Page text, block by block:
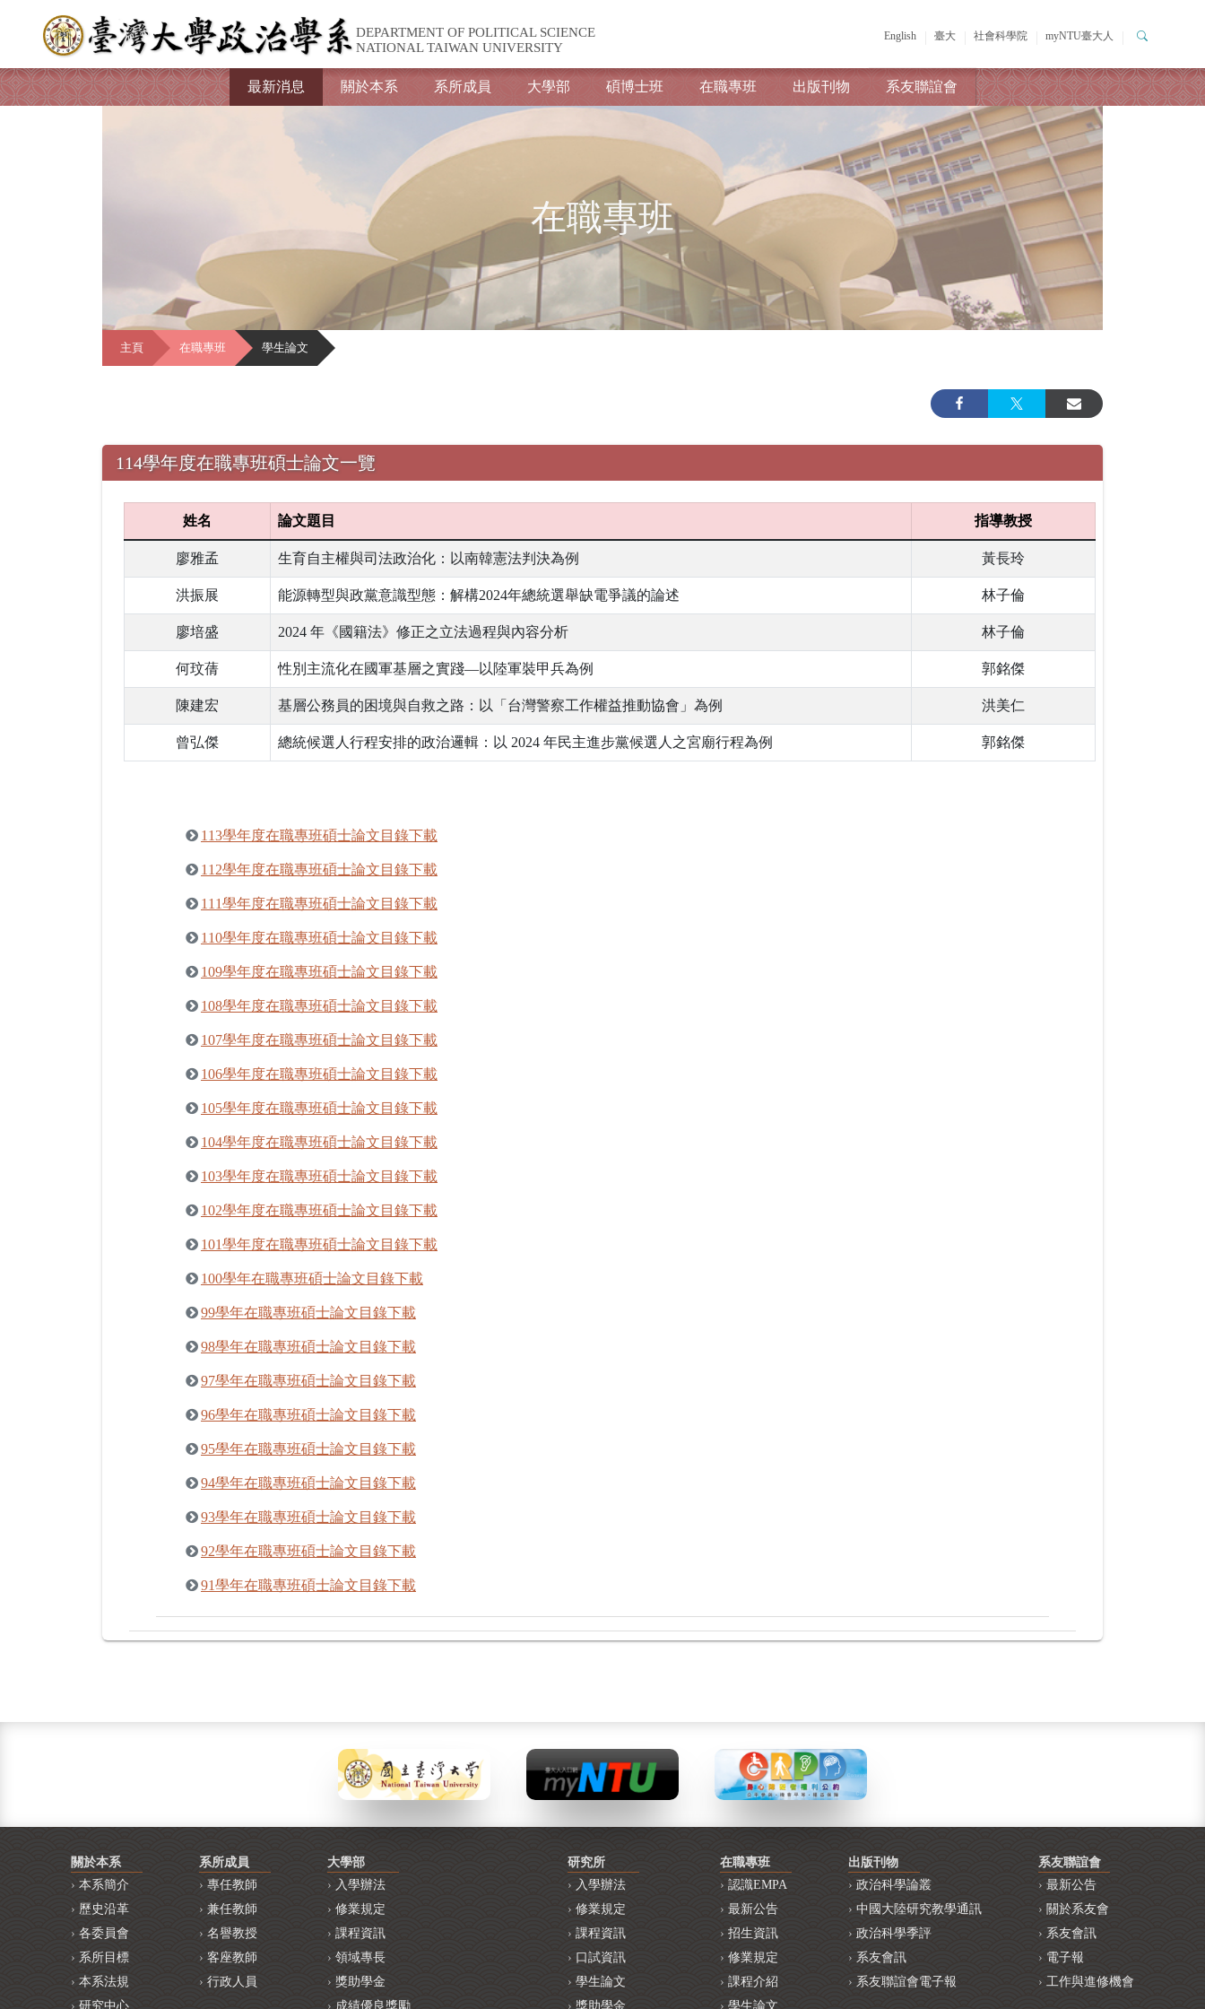
DEPARTMENT OF POLITICAL SCIENCE
NATIONAL TAIWAN UNIVERSITY
English 臺大 社會科學院 myNTU臺大人
最新消息 關於本系 系所成員 大學部 碩博士班 在職專班 出版刊物 系友聯誼會
在職專班
主頁 在職專班 學生論文
114學年度在職專班碩士論文一覽
姓名 論文題目 指導教授
廖雅孟 生育自主權與司法政治化：以南韓憲法判決為例 黃長玲
洪振展 能源轉型與政黨意識型態：解構2024年總統選舉缺電爭議的論述 林子倫
廖培盛 2024 年《國籍法》修正之立法過程與內容分析 林子倫
何玟蒨 性別主流化在國軍基層之實踐—以陸軍裝甲兵為例 郭銘傑
陳建宏 基層公務員的困境與自救之路：以「台灣警察工作權益推動協會」為例 洪美仁
曾弘傑 總統候選人行程安排的政治邏輯：以 2024 年民主進步黨候選人之宮廟行程為例 郭銘傑
113學年度在職專班碩士論文目錄下載
112學年度在職專班碩士論文目錄下載
111學年度在職專班碩士論文目錄下載
110學年度在職專班碩士論文目錄下載
109學年度在職專班碩士論文目錄下載
108學年度在職專班碩士論文目錄下載
107學年度在職專班碩士論文目錄下載
106學年度在職專班碩士論文目錄下載
105學年度在職專班碩士論文目錄下載
104學年度在職專班碩士論文目錄下載
103學年度在職專班碩士論文目錄下載
102學年度在職專班碩士論文目錄下載
101學年度在職專班碩士論文目錄下載
100學年在職專班碩士論文目錄下載
99學年在職專班碩士論文目錄下載
98學年在職專班碩士論文目錄下載
97學年在職專班碩士論文目錄下載
96學年在職專班碩士論文目錄下載
95學年在職專班碩士論文目錄下載
94學年在職專班碩士論文目錄下載
93學年在職專班碩士論文目錄下載
92學年在職專班碩士論文目錄下載
91學年在職專班碩士論文目錄下載
關於本系
本系簡介
歷史沿革
各委員會
系所目標
本系法規
研究中心
系所成員
專任教師
兼任教師
名譽教授
客座教師
行政人員
大學部
入學辦法
修業規定
課程資訊
領域專長
獎助學金
成績優良獎勵
研究所
入學辦法
修業規定
課程資訊
口試資訊
學生論文
獎助學金
在職專班
認識EMPA
最新公告
招生資訊
修業規定
課程介紹
學生論文
出版刊物
政治科學論叢
中國大陸研究教學通訊
政治科學季評
系友會訊
系友聯誼會電子報
系友聯誼會
最新公告
關於系友會
系友會訊
電子報
工作與進修機會